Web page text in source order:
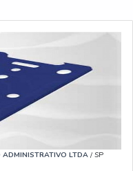
ADMINISTRATIVO LTDA/ SP